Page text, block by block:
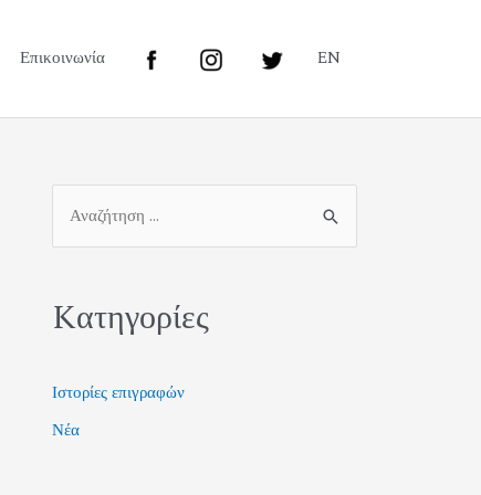
Επικοινωνία EN
Kατηγορίες
Ιστορίες επιγραφών
Νέα